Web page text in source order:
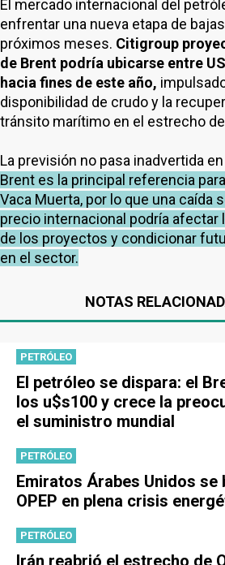
El mercado internacional del
enfrentar una nueva etapa de
próximos meses. Citigroup
de Brent podría ubicarse entre
hacia fines de este año,
disponibilidad de crudo y la
tránsito marítimo en el estrecho
La previsión no pasa inadvertida
Brent es la principal referencia
Vaca Muerta, por lo que una caída
precio internacional podría afectar
de los proyectos y condicionar
en el sector.
NOTAS
PETRÓLEO
El petróleo se dispara: el
los u$s100 y crece la
el suministro mundial
PETRÓLEO
Emiratos Árabes Unidos se
OPEP en plena crisis
PETRÓLEO
Irán reabrió el estrecho de